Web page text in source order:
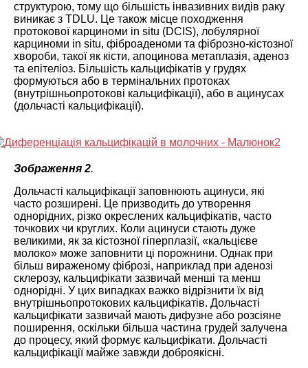
структурою, тому що більшість інвазивних видів раку
виникає з TDLU. Це також місце походження
протокової карциноми in situ (DCIS), лобулярної
карциноми in situ, фіброаденоми та фіброзно-кістозної
хвороби, такої як кісти, апоцинова метаплазія, аденоз
та епітеліоз. Більшість кальцифікатів у грудях
формуються або в термінальних протоках
(внутрішньопротокові кальцифікації), або в ацинусах
(дольчасті кальцифікації).
Зображення 2.
Дольчасті кальцифікації заповнюють ацинуси, які
часто розширені. Це призводить до утворення
однорідних, різко окреслених кальцифікатів, часто
точкових чи круглих. Коли ацинуси стають дуже
великими, як за кістозної гіперплазії, «кальцієве
молоко» може заповнити ці порожнини. Однак при
більш вираженому фіброзі, наприклад при аденозі
склерозу, кальцифікати зазвичай менші та менш
однорідні. У цих випадках важко відрізнити їх від
внутрішньопротокових кальцифікатів. Дольчасті
кальцифікати зазвичай мають дифузне або розсіяне
поширення, оскільки більша частина грудей залучена
до процесу, який формує кальцифікати. Дольчасті
кальцифікації майже завжди доброякісні.